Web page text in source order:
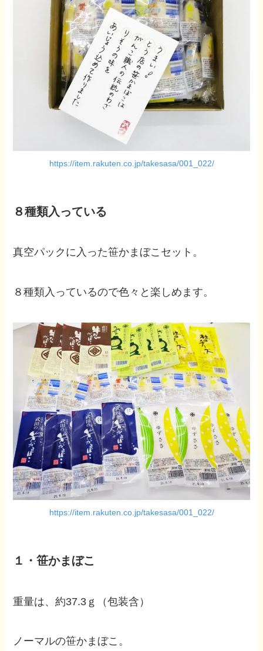
https://item.rakuten.co.jp/takesasa/001_022/
８種類入っている
真空パックに入った笹かまぼこセット。
８種類入っているので色々と楽しめます。
https://item.rakuten.co.jp/takesasa/001_022/
１・笹かまぼこ
重量は、約37.3ｇ（包装含）
ノーマルの笹かまぼこ。